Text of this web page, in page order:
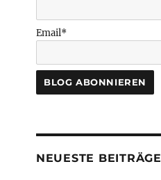
Email*
NEUESTE BEITRÄGE